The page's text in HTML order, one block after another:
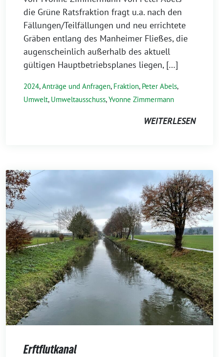
die Grüne Ratsfraktion fragt u.a. nach den
Fällungen/Teilfällungen und neu errichtete
Gräben entlang des Manheimer Fließes, die
augenscheinlich außerhalb des aktuell
gültigen Hauptbetriebsplanes liegen, […]
2024,Anträge und Anfragen, Fraktion, Peter Abels,
Umwelt, Umweltausschuss,Yvonne Zimmermann
WEITERLESEN
Erftflutkanal